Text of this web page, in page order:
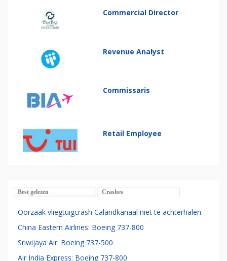
Commercial Director
Revenue Analyst
Commissaris
Retail Employee
Best gelezen Crashes
Oorzaak vliegtuigcrash Calandkanaal niet te achterhalen
China Eastern Airlines: Boeing 737-800
Sriwijaya Air: Boeing 737-500
Air India Express: Boeing 737-800